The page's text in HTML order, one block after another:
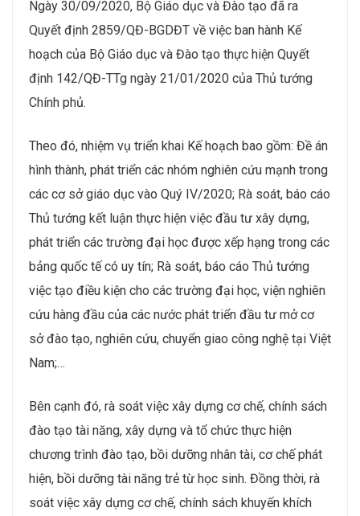
Ngày 30/09/2020, Bộ Giáo dục và Đào tạo đã ra
Quyết định 2859/QĐ-BGDĐT về việc ban hành Kế
hoạch của Bộ Giáo dục và Đào tạo thực hiện Quyết
định 142/QĐ-TTg ngày 21/01/2020 của Thủ tướng
Chính phủ.
Theo đó, nhiệm vụ triển khai Kế hoạch bao gồm: Đề án
hình thành, phát triển các nhóm nghiên cứu mạnh trong
các cơ sở giáo dục vào Quý IV/2020; Rà soát, báo cáo
Thủ tướng kết luận thực hiện việc đầu tư xây dựng,
phát triển các trường đại học được xếp hạng trong các
bảng quốc tế có uy tín; Rà soát, báo cáo Thủ tướng
việc tạo điều kiện cho các trường đại học, viện nghiên
cứu hàng đầu của các nước phát triển đầu tư mở cơ
sở đào tạo, nghiên cứu, chuyển giao công nghệ tại Việt
Nam;…
Bên cạnh đó, rà soát việc xây dựng cơ chế, chính sách
đào tạo tài năng, xây dựng và tổ chức thực hiện
chương trình đào tạo, bồi dưỡng nhân tài, cơ chế phát
hiện, bồi dưỡng tài năng trẻ từ học sinh. Đồng thời, rà
soát việc xây dựng cơ chế, chính sách khuyến khích